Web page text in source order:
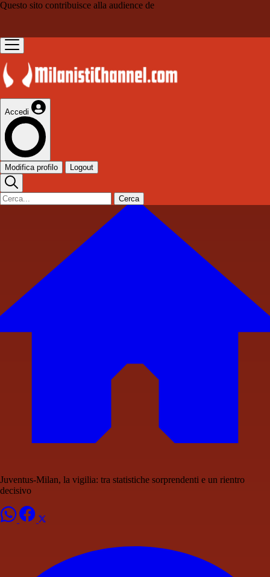
Questo sito contribuisce alla audience de
Accedi
Modifica profilo Logout
Cerca
Juventus-Milan, la vigilia: tra statistiche sorprendenti e un rientro
decisivo